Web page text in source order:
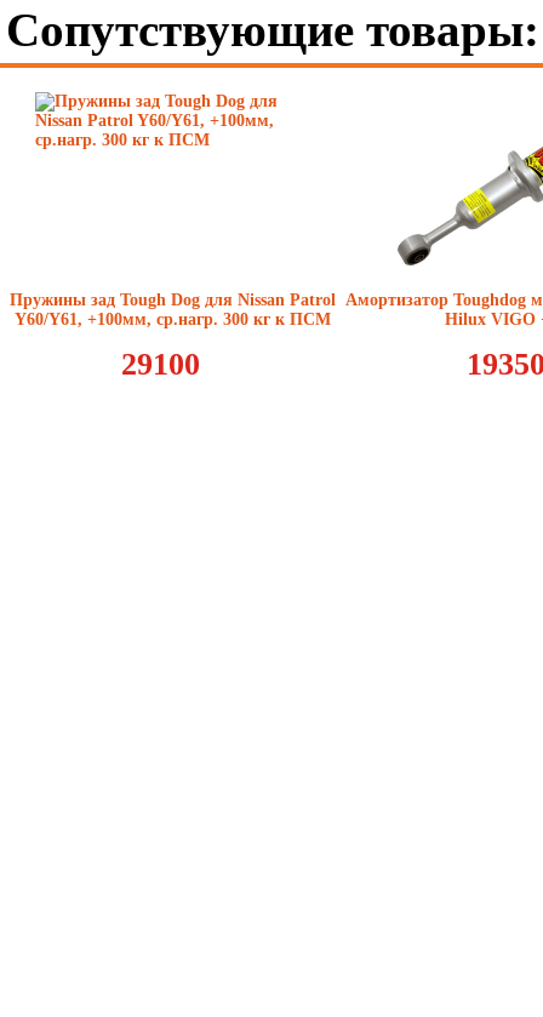
Сопутствующие товары:
Пружины зад Tough Dog для Nissan Patrol
Y60/Y61, +100мм, ср.нагр. 300 кг к ПСМ
29100
Амортизатор Toughdog
Hilux VIGO